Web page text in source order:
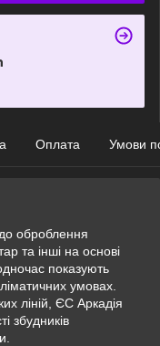
Оплата Умови
оброблення
та інші на основі
показують
умовах.
ліній, ЄС Аркадія
збудників